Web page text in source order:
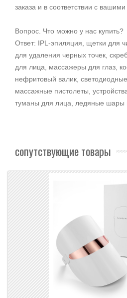
заказа и в соответствии с
Вопрос. Что можно у нас купить?
Ответ: IPL-эпиляция, щетки для
для удаления черных точек,
для лица, массажеры для глаз,
нефритовый валик,
массажные пистолеты,
туманы для лица, ледяные шары
сопутствующие товары